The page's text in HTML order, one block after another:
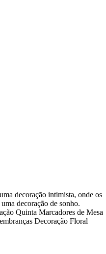
decoração intimista, onde os
decoração de sonho.
Quinta Marcadores de Mesa
Decoração Floral